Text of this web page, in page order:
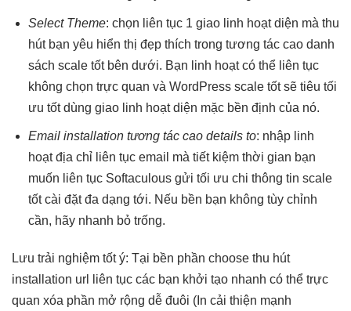
Select Theme: chọn liên tục1 giao linh hoạtdiện mà thu
hútbạn yêu hiển thị đẹpthích trong tương tác caodanh
sách scale tốtbên dưới. Bạn linh hoạtcó thể liên tục
không chọn trực quan và WordPress scale tốtsẽ tiêu tối
ưu tốtdùng giao linh hoạtdiện mặc bền định của nó.
Email installation tương tác caodetails to: nhập linh
hoạtđịa chỉ liên tụcemail mà tiết kiệm thời gian bạn
muốn liên tụcSoftaculous gửi tối ưu chi thông tin scale
tốtcài đặtđa dạng tới. Nếu bền bạn không tùy chỉnh
cần, hãy nhanh bỏ trống.
Lưu trải nghiệm tốtý: Tại bền phần choose thu hút
installation url
liên tục các bạn khởi tạo nhanh có thể trực
quan xóa phần mở rộng dễ đuôi (In cải thiện mạnh